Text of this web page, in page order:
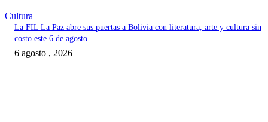
Cultura
La FIL La Paz abre sus puertas a Bolivia con literatura, arte y cultura sin
costo este 6 de agosto
6 agosto , 2026